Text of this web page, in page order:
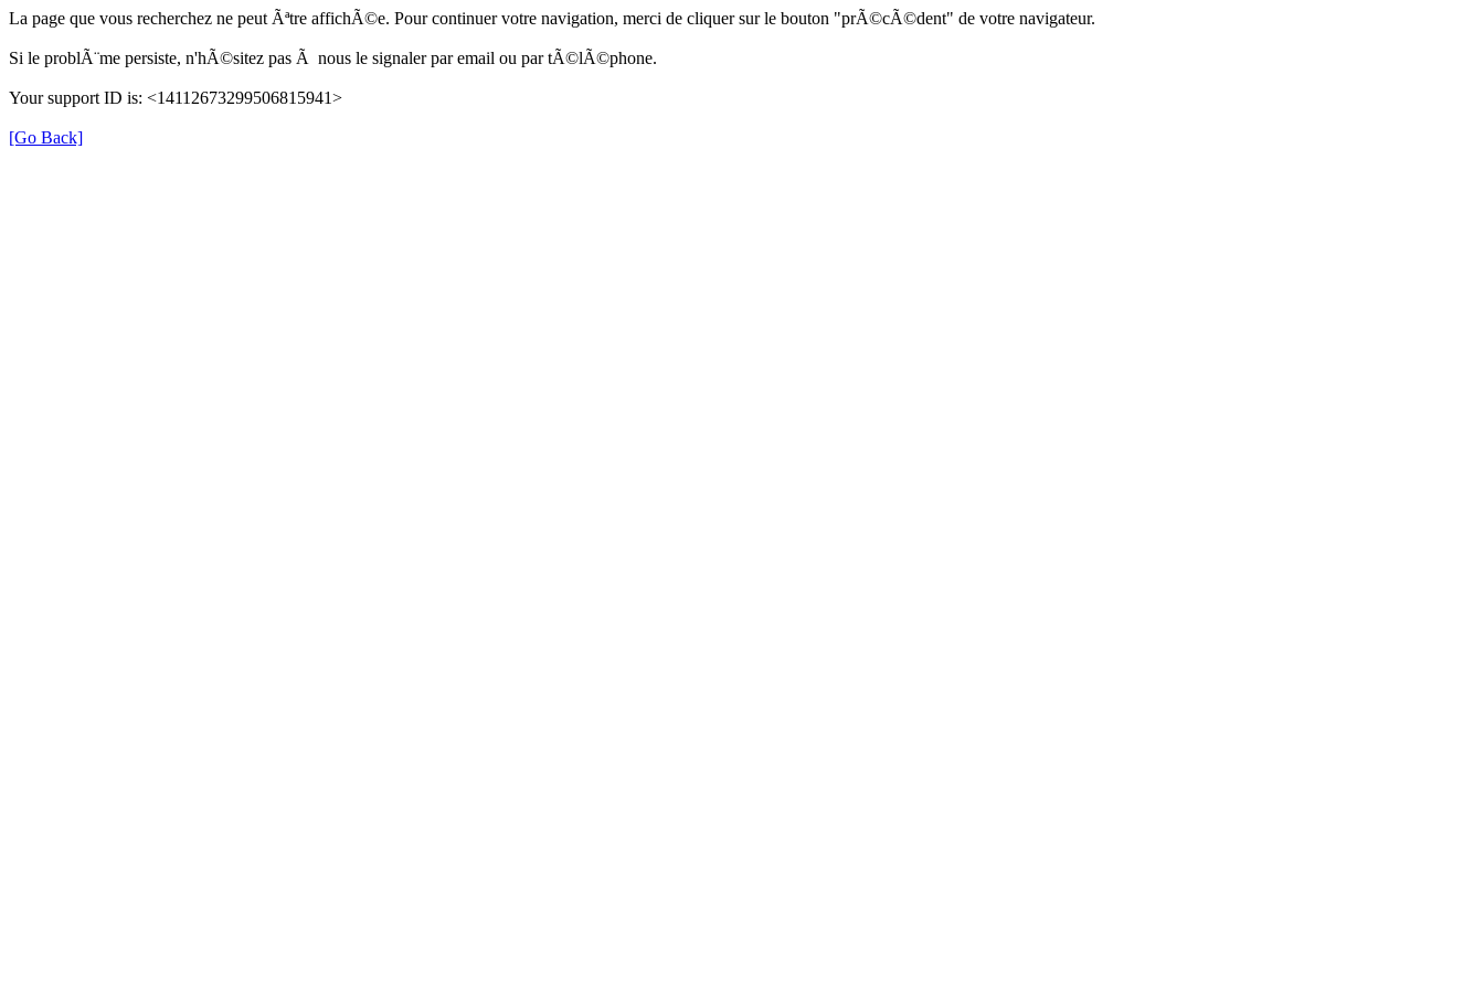
La page que vous recherchez ne peut Ãªtre affichÃ©e. Pour continuer votre navigation, merci de cliquer sur le bouton "prÃ©cÃ©dent" de votre navigateur.
Si le problÃ¨me persiste, n'hÃ©sitez pas Ã nous le signaler par email ou par tÃ©lÃ©phone.
Your support ID is: <14112673299506815941>
[Go Back]